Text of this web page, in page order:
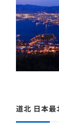
道北 日本最